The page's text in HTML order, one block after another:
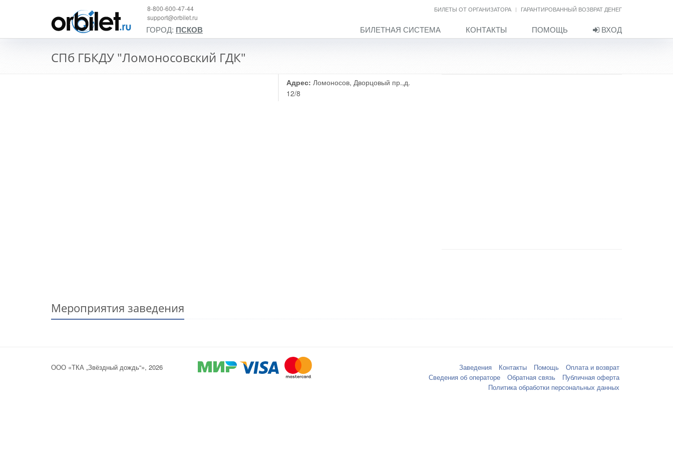
БИЛЕТЫ ОТ ОРГАНИЗАТОРА ГАРАНТИРОВАННЫЙ ВОЗВРАТ ДЕНЕГ
8-800-600-47-44
support@orbilet.ru
ГОРОД: ПСКОВ БИЛЕТНАЯ СИСТЕМА КОНТАКТЫ ПОМОЩЬ ВХОД
СПб ГБКДУ "Ломоносовский ГДК"
Адрес: Ломоносов, Дворцовый пр.,д.
12/8
Мероприятия заведения
ООО «ТКА „Звёздный дождь“», 2026 Заведения Контакты Помощь
Оплата и возврат
Сведения об операторе
Обратная связь
Публичная оферта
Политика обработки персональных данных